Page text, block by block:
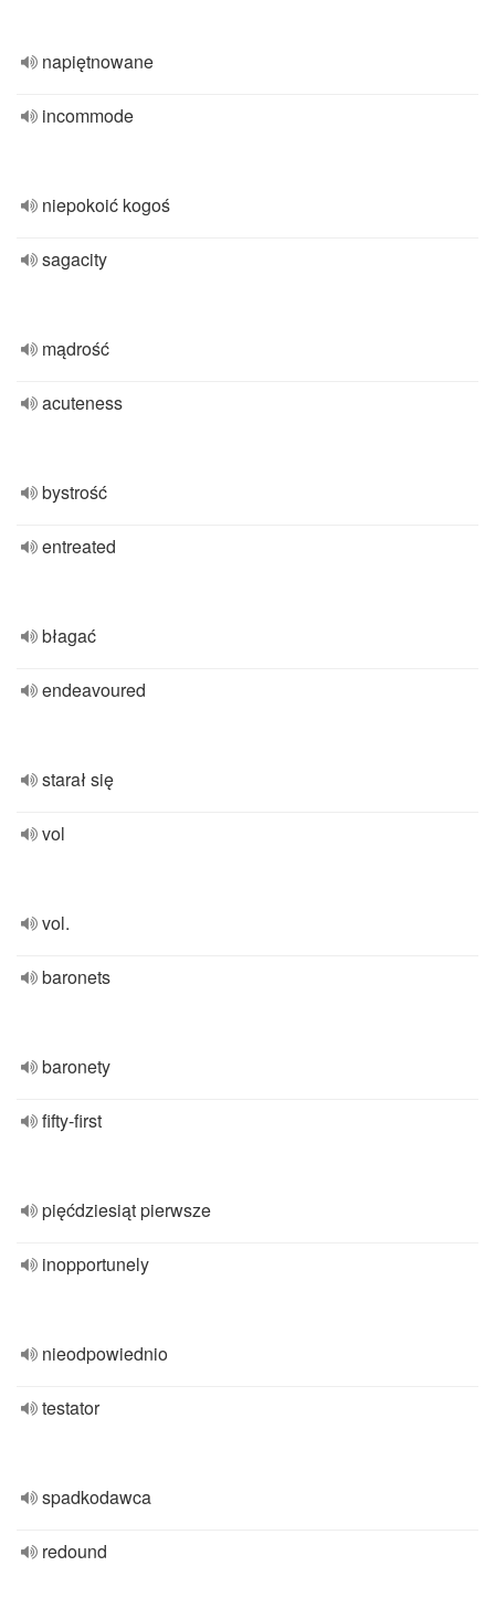
napiętnowane
incommode
niepokoić kogoś
sagacity
mądrość
acuteness
bystrość
entreated
błagać
endeavoured
starał się
vol
vol.
baronets
baronety
fifty-first
pięćdziesiąt pierwsze
inopportunely
nieodpowiednio
testator
spadkodawca
redound